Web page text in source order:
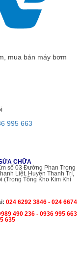
mua bán máy bơm
995 663
CHỮA
số 03 Đường Phan Trọng
Liệt, Huyện Thanh Trì,
(Trong Tổng Kho Kim Khí
024 6292 3846 - 024 6674
490 236 - 0936 995 663
635